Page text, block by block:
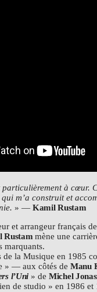
à cœur.
m’a construit et
» — Kamil Rustam
et arrangeur français
Rustam mène une
marquants.
de la Musique en 1985
» — aux côtés de Manu
l’Uni » de Michel
de studio » en 1986 et